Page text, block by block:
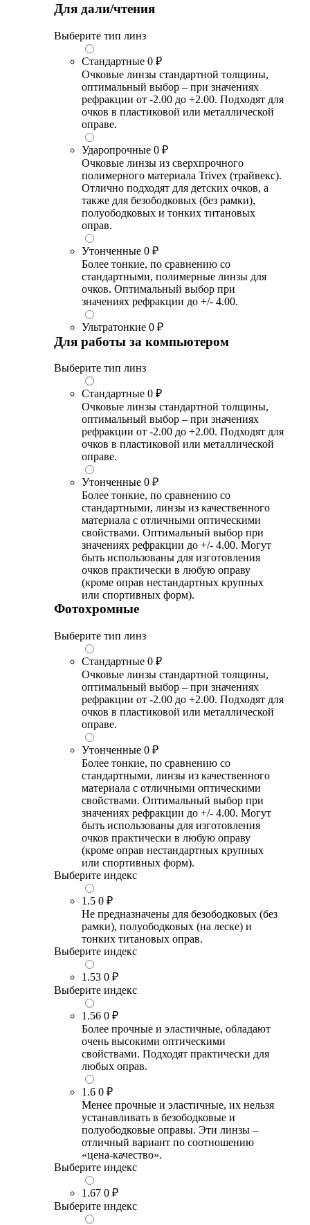
Для дали/чтения
Выберите тип линз
Стандартные 0 ₽
Очковые линзы стандартной толщины,
оптимальный выбор – при значениях
рефракции от -2.00 до +2.00. Подходят для
очков в пластиковой или металлической
оправе.
Ударопрочные 0 ₽
Очковые линзы из сверхпрочного
полимерного материала Trivex (трайвекс).
Отлично подходят для детских очков, а
также для безободковых (без рамки),
полуободковых и тонких титановых
оправ.
Утонченные 0 ₽
Более тонкие, по сравнению со
стандартными, полимерные линзы для
очков. Оптимальный выбор при
значениях рефракции до +/- 4.00.
Ультратонкие 0 ₽
Для работы за компьютером
Выберите тип линз
Стандартные 0 ₽
Очковые линзы стандартной толщины,
оптимальный выбор – при значениях
рефракции от -2.00 до +2.00. Подходят для
очков в пластиковой или металлической
оправе.
Утонченные 0 ₽
Более тонкие, по сравнению со
стандартными, линзы из качественного
материала с отличными оптическими
свойствами. Оптимальный выбор при
значениях рефракции до +/- 4.00. Могут
быть использованы для изготовления
очков практически в любую оправу
(кроме оправ нестандартных крупных
или спортивных форм).
Фотохромные
Выберите тип линз
Стандартные 0 ₽
Очковые линзы стандартной толщины,
оптимальный выбор – при значениях
рефракции от -2.00 до +2.00. Подходят для
очков в пластиковой или металлической
оправе.
Утонченные 0 ₽
Более тонкие, по сравнению со
стандартными, линзы из качественного
материала с отличными оптическими
свойствами. Оптимальный выбор при
значениях рефракции до +/- 4.00. Могут
быть использованы для изготовления
очков практически в любую оправу
(кроме оправ нестандартных крупных
или спортивных форм).
Выберите индекс
1.5 0 ₽
Не предназначены для безободковых (без
рамки), полуободковых (на леске) и
тонких титановых оправ.
Выберите индекс
1.53 0 ₽
Выберите индекс
1.56 0 ₽
Более прочные и эластичные, обладают
очень высокими оптическими
свойствами. Подходят практически для
любых оправ.
1.6 0 ₽
Менее прочные и эластичные, их нельзя
устанавливать в безободковые и
полуободковые оправы. Эти линзы –
отличный вариант по соотношению
«цена-качество».
Выберите индекс
1.67 0 ₽
Выберите индекс